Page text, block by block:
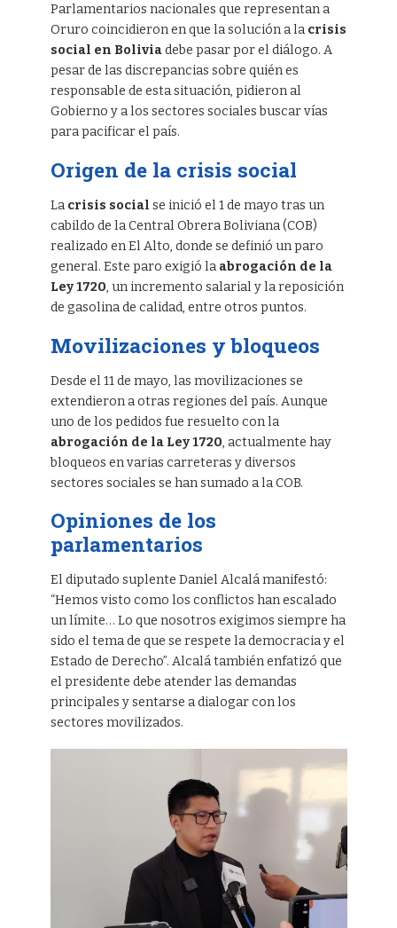
Parlamentarios nacionales que representan a
Oruro coincidieron en que la solución a la crisis
social en Boliviadebe pasar por el diálogo. A
pesar de las discrepancias sobre quién es
responsable de esta situación, pidieron al
Gobierno y a los sectores sociales buscar vías
para pacificar el país.
Origen de la crisis social
La crisis social se inició el 1 de mayo tras un
cabildo de la Central Obrera Boliviana (COB)
realizado en El Alto, donde se definió un paro
general. Este paro exigió la abrogación de la
Ley 1720, un incremento salarial y la reposición
de gasolina de calidad, entre otros puntos.
Movilizaciones y bloqueos
Desde el 11 de mayo, las movilizaciones se
extendieron a otras regiones del país. Aunque
uno de los pedidos fue resuelto con la
abrogación de la Ley 1720, actualmente hay
bloqueos en varias carreteras y diversos
sectores sociales se han sumado a la COB.
Opiniones de los
parlamentarios
El diputado suplente Daniel Alcalá manifestó:
“Hemos visto como los conflictos han escalado
un límite… Lo que nosotros exigimos siempre ha
sido el tema de que se respete la democracia y el
Estado de Derecho”. Alcalá también enfatizó que
el presidente debe atender las demandas
principales y sentarse a dialogar con los
sectores movilizados.